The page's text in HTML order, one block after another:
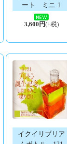
ート ミニ 1
3,600円(+税)
イクイリブリア